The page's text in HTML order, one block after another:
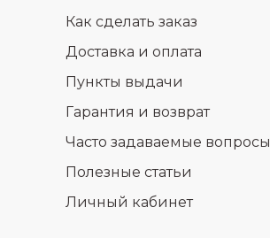
Доставка и оплата
Часто задаваемые вопросы
Гарантия и возврат
Полезные статьи
Пункты выдачи
Как сделать заказ
Личный кабинет